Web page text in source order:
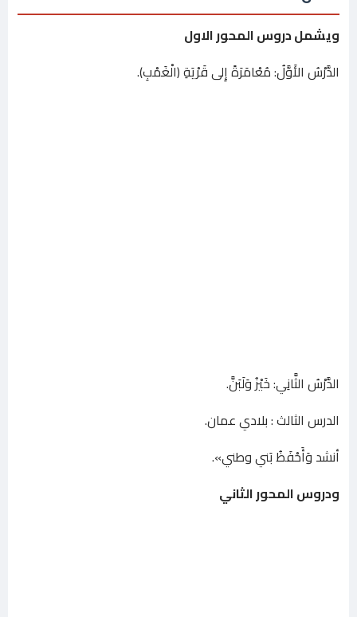
ويشمل دروس المحور الاول
الدَّرْسُ الأَوَّلُ: مُعْامَرَةً إِلى قَرْيَةِ (الْغَمْبِ).
الدَّرْسُ الثَّانِي: خَيْزُ وَلَبَنَّ.
الدرس الثالث : بلادي عمان.
أنشد وَأَحْفَظُ بَني وطني».
ودروس المحور الثاني